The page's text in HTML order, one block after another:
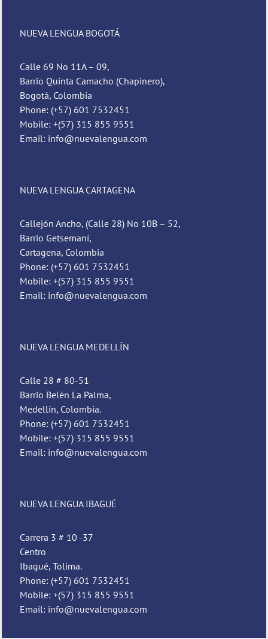
NUEVA LENGUA BOGOTÁ
Calle 69 No 11A – 09,
Barrio Quinta Camacho (Chapinero),
Bogotá, Colombia
Phone: (+57) 601 7532451
Mobile: +(57) 315 855 9551
Email: info@nuevalengua.com
NUEVA LENGUA CARTAGENA
Callejón Ancho, (Calle 28) No 10B – 52,
Barrio Getsemaní,
Cartagena, Colombia
Phone: (+57) 601 7532451
Mobile: +(57) 315 855 9551
Email: info@nuevalengua.com
NUEVA LENGUA MEDELLÍN
Calle 28 # 80-51
Barrio Belén La Palma,
Medellín, Colombia.
Phone: (+57) 601 7532451
Mobile: +(57) 315 855 9551
Email: info@nuevalengua.com
NUEVA LENGUA IBAGUÉ
Carrera 3 # 10 -37
Centro
Ibagué, Tolima.
Phone: (+57) 601 7532451
Mobile: +(57) 315 855 9551
Email: info@nuevalengua.com